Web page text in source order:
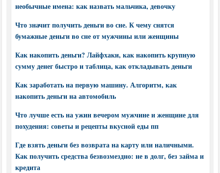
необычные имена: как назвать мальчика, девочку
Что значит получить деньги во сне. К чему снятся
бумажные деньги во сне от мужчины или женщины
Как накопить деньги? Лайфхаки, как накопить крупную
сумму денег быстро и таблица, как откладывать деньги
Как заработать на первую машину. Алгоритм, как
накопить деньги на автомобиль
Что лучше есть на ужин вечером мужчине и женщине для
похудения: советы и рецепты вкусной еды пп
Где взять деньги без возврата на карту или наличными.
Как получить средства безвозмездно: не в долг, без займа и
кредита